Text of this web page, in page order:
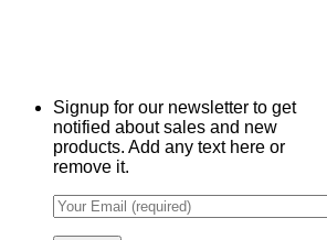
Signup for our newsletter to get
notified about sales and new
products. Add any text here or
remove it.